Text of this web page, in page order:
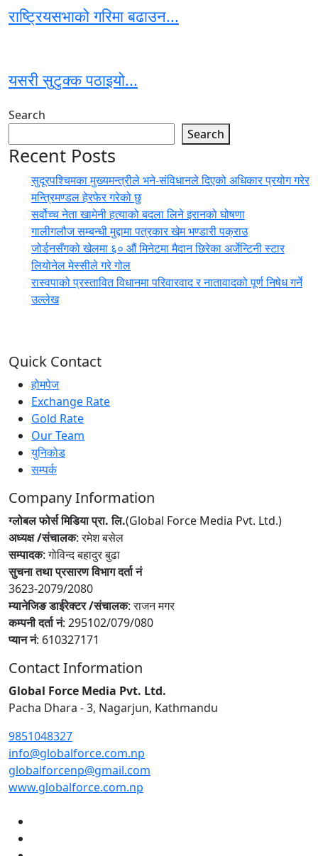
राष्ट्रियसभाको गरिमा बढाउन...
यसरी सुटुक्क पठाइयो...
Search
Search
Recent Posts
सुदूरपश्चिमका मुख्यमन्त्रीले भने-संविधानले दिएको अधिकार प्रयोग गरेर
मन्त्रिमण्डल हेरफेर गरेको छु
सर्वोच्च नेता खामेनी हत्याको बदला लिने इरानको घोषणा
गालीगलौज सम्बन्धी मुद्दामा पत्रकार खेम भण्डारी पक्राउ
जोर्डनसँगको खेलमा ६० औं मिनेटमा मैदान छिरेका अर्जेन्टिनी स्टार
लियोनेल मेस्सीले गरे गोल
रास्वपाको प्रस्तावित विधानमा परिवारवाद र नातावादको पूर्ण निषेध गर्ने
उल्लेख
Quick Contact
होमपेज
Exchange Rate
Gold Rate
Our Team
युनिकोड
सम्पर्क
Company Information
ग्लोबल फोर्स मिडिया प्रा. लि.(Global Force Media Pvt. Ltd.)
अध्यक्ष /संचालक: रमेश बसेल
सम्पादक: गोविन्द बहादुर बुढा
सुचना तथा प्रसारण विभाग दर्ता नं
3623-2079/2080
म्यानेजिङ डाईरेक्टर /संचालक: राजन मगर
कम्पनी दर्ता नं: 295102/079/080
प्यान नं: 610327171
Contact Information
Global Force Media Pvt. Ltd.
Pacha Dhara - 3, Nagarjun, Kathmandu
9851048327
info@globalforce.com.np
globalforcenp@gmail.com
www.globalforce.com.np